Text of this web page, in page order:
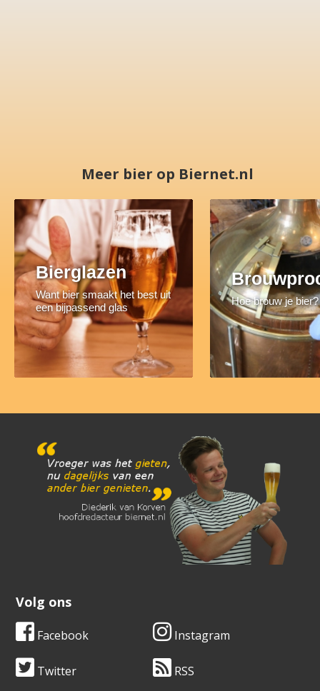
Meer bier op Biernet.nl
Bierglazen
Want bier smaakt het best uit
een bijpassend glas
Hoe brouw je bier?
Volg ons
Facebook Instagram
Twitter RSS